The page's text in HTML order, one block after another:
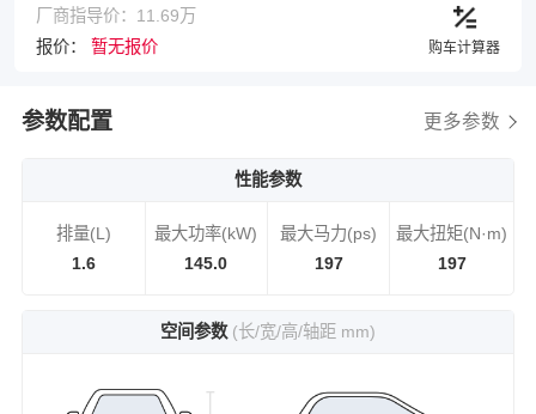
厂商指导价：11.69万
报价： 暂无报价 购车计算器
参数配置 更多参数
性能参数
排量(L)
1.6
最大功率(kW)
145.0
最大马力(ps)
197
最大扭矩(N·m)
197
空间参数 (长/宽/高/轴距 mm)